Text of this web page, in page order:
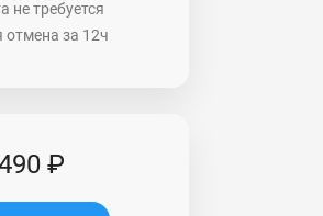
не требуется
отмена за 12ч
₽